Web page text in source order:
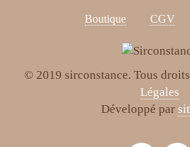
Boutique CGV
© 2019 sirconstance. Tous
Légales
Développé par